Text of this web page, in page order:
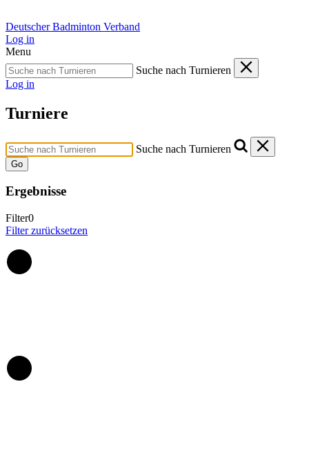
Deutscher Badminton Verband
Log in
Menu
Suche nach Turnieren
Log in
Turniere
Suche nach Turnieren
Go
Ergebnisse
Filter0
Filter zurücksetzen